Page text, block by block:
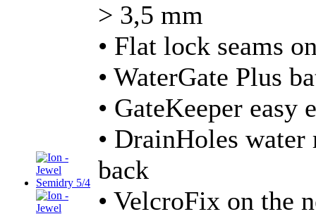
> 3,5 mm
• Flat lock seams
• WaterGate Plus
• GateKeeper easy
• DrainHoles water
back
• VelcroFix on the